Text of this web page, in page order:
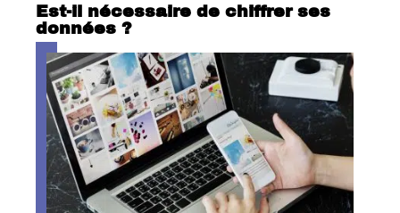
Est-il nécessaire de chiffrer ses
données ?